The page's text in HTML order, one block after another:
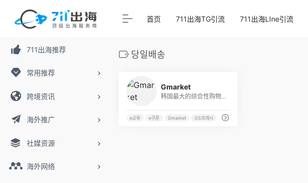
711出海推荐
常用推荐
跨境资讯
海外推广
社媒资源
海外网络
首页 711出海TG引流 711出海LIne引流
당일배송
Gmarket
韩国最大的综合性购物网站
e교육 e쿠폰 Gmarket GS프레시